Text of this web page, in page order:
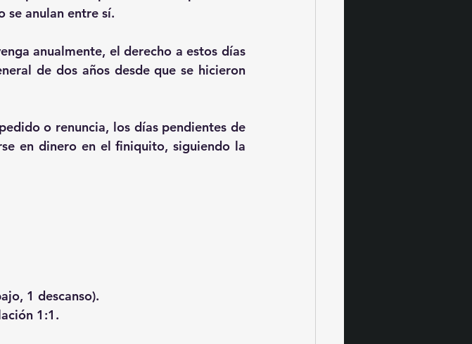
se anulan entre sí.
anualmente, el derecho a estos días
de dos años desde que se hicieron
o renuncia, los días pendientes de
en dinero en el finiquito, siguiendo la
1 descanso).
1:1.